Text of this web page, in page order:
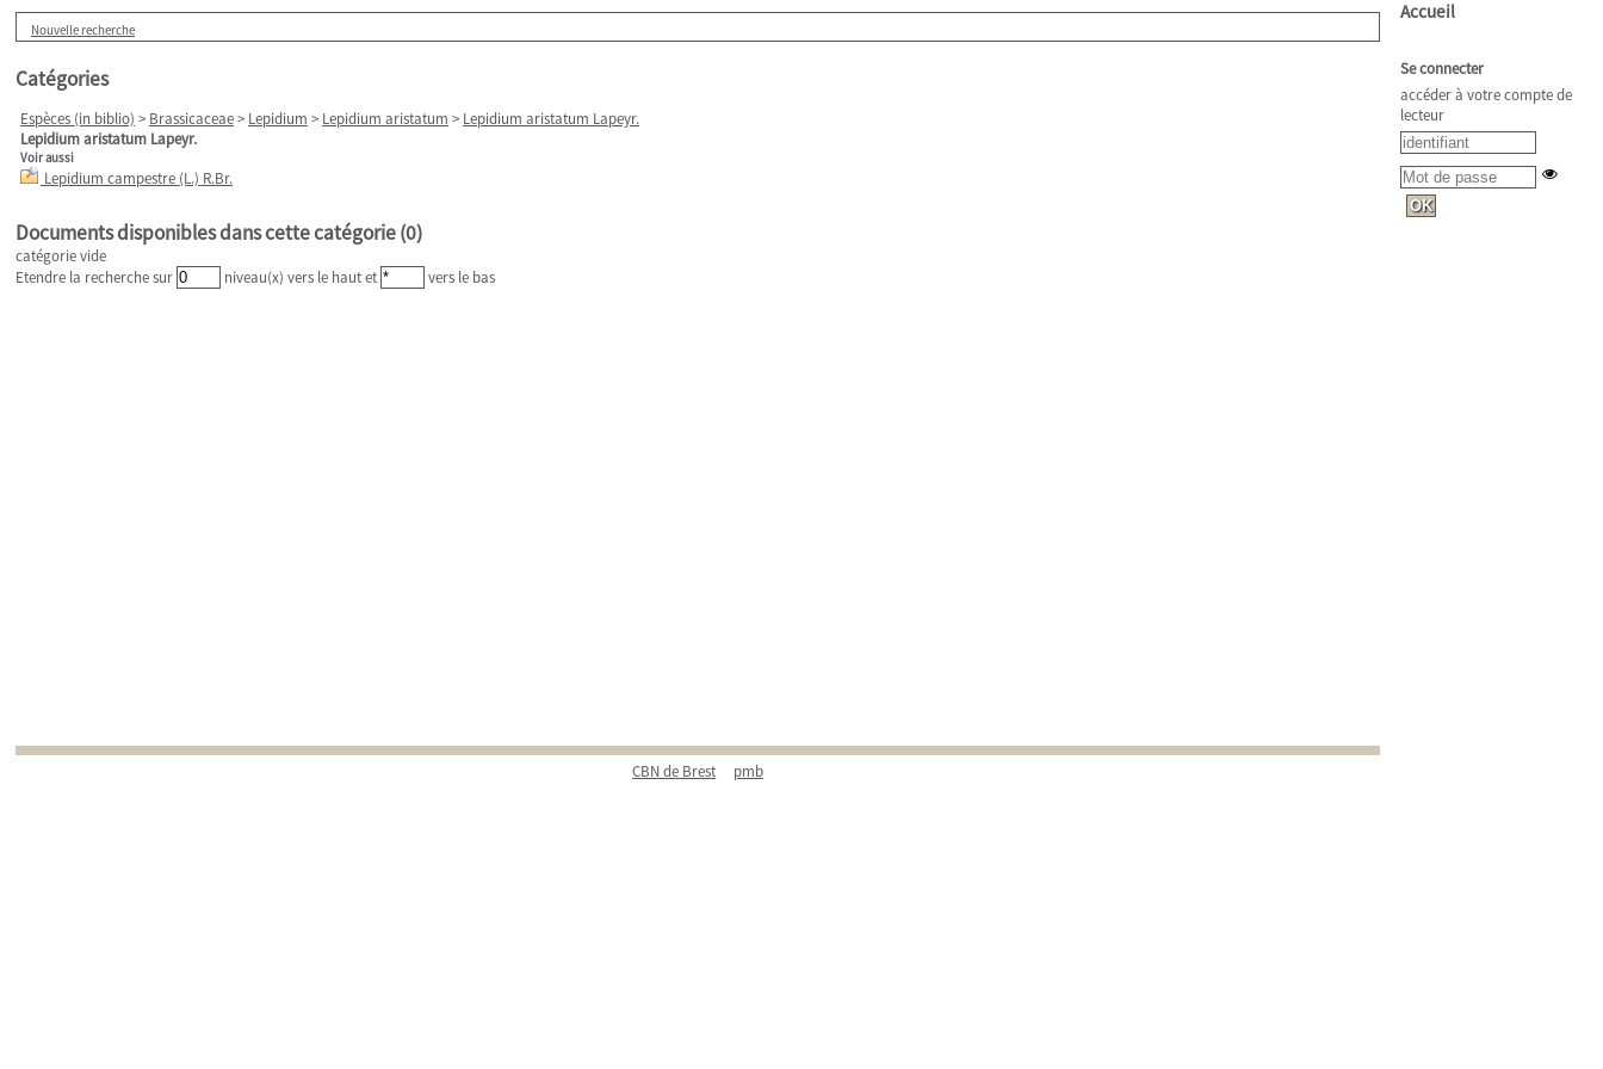
Nouvelle recherche
Catégories
Espèces (in biblio) > Brassicaceae> Lepidium > Lepidium aristatum > Lepidium aristatum Lapeyr.
Lepidium aristatum Lapeyr.
Voir aussi
Lepidium campestre (L.) R.Br.
Documents disponibles dans cette catégorie (0)
catégorie vide
Etendre la recherche sur
niveau(x) vers le haut et vers le bas
CBN de Brest pmb
Accueil
Se connecter
accéder à votre compte de
lecteur